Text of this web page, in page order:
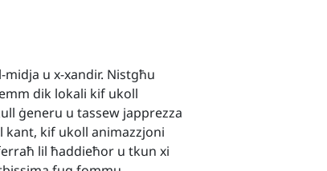
u x-xandir. Nistgħu
dik lokali kif ukoll
ġeneru u tassew japprezza
kant, kif ukoll animazzjoni
lil ħaddieħor u tkun xi